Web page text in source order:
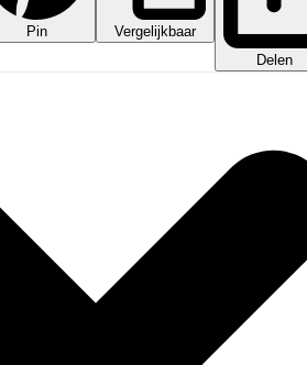
Pin
Vergelijkbaar
Delen